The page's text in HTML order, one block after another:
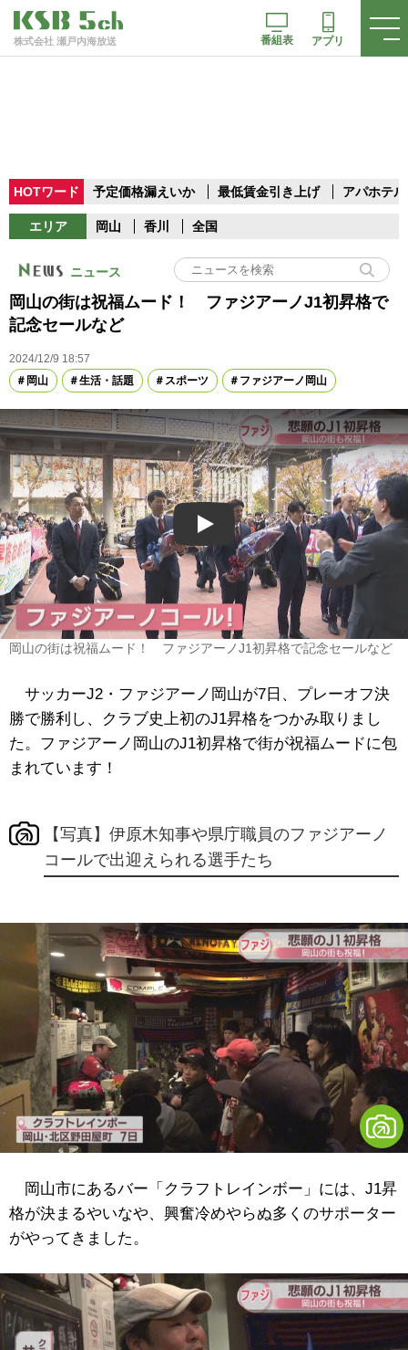
株式会社 瀬戸内海放送 番組表 アプリ
HOTワード 予定価格漏えいか 最低賃金引き上げ アパホテル
エリア 岡山 香川 全国
ニュース
岡山の街は祝福ムード！ ファジアーノJ1初昇格で
記念セールなど
2024/12/9 18:57
岡山
生活・話題 スポーツ ファジアーノ岡山
Play
岡山の街は祝福ムード！ ファジアーノJ1初昇格で記念セールなど
サッカーJ2・ファジアーノ岡山が7日、プレーオフ決
勝で勝利し、クラブ史上初のJ1昇格をつかみ取りまし
た。ファジアーノ岡山のJ1初昇格で街が祝福ムードに包
まれています！
【写真】伊原木知事や県庁職員のファジアーノ
コールで出迎えられる選手たち
岡山市にあるバー「クラフトレインボー」には、J1昇
格が決まるやいなや、興奮冷めやらぬ多くのサポーター
がやってきました。